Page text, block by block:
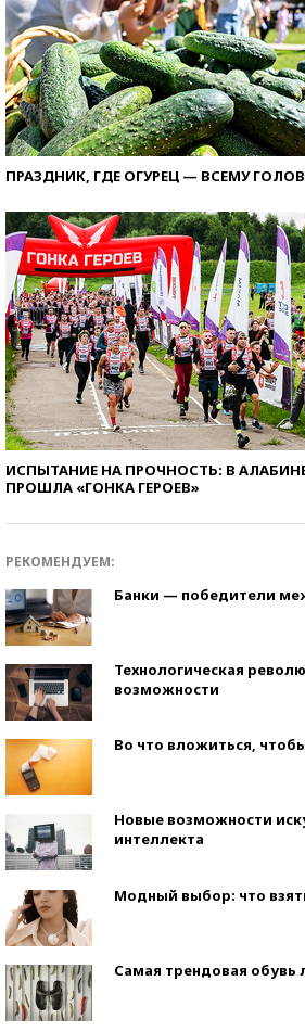
ПРАЗДНИК, ГДЕ ОГУРЕЦ — ВСЕМУ
ИСПЫТАНИЕ НА ПРОЧНОСТЬ: В
ПРОШЛА «ГОНКА ГЕРОЕВ»
РЕКОМЕНДУЕМ:
Банки — победители
Технологическая
возможности
Во что вложиться,
Новые возможности
интеллекта
Модный выбор: что
Самая трендовая обувь